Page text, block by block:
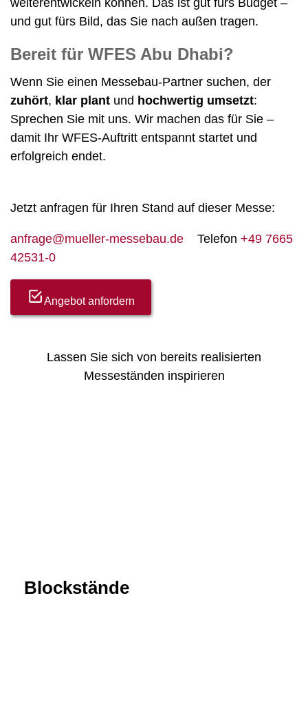
und gut fürs Bild, das Sie nach außen tragen.
Bereit für WFES Abu Dhabi?
Wenn Sie einen Messebau-Partner suchen, der
zuhört, klar plant und hochwertig umsetzt:
Sprechen Sie mit uns. Wir machen das für Sie –
damit Ihr WFES-Auftritt entspannt startet und
erfolgreich endet.
Jetzt anfragen für Ihren Stand auf dieser Messe:
anfrage@mueller-messebau.de Telefon +49 7665
42531-0
Angebot anfordern
Lassen Sie sich von bereits realisierten
Messeständen inspirieren
Blockstände